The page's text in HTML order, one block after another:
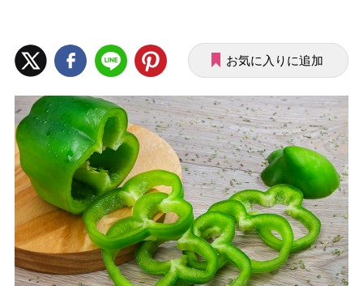
お気に入りに追加